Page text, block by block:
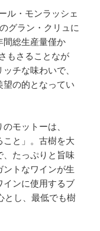
ル・モンラッシェ
グラン・クリュに
間総生産量僅か
もさることなが
チな味わいで、
望の的となってい
モットーは、
こと」。古樹を大
、たっぷりと旨味
ントなワインが生
インに使用するブ
とし、最低でも樹